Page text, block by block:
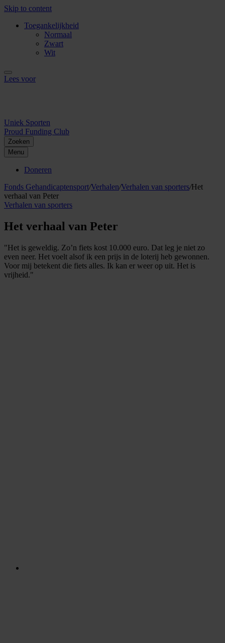
Skip to content
Toegankelijkheid
Normaal
Zwart
Wit
Lees voor
Uniek Sporten
Proud Funding Club
Zoeken
Menu
Doneren
Fonds Gehandicaptensport/Verhalen/Verhalen van sporters/Het
verhaal van Peter
Verhalen van sporters
Het verhaal van Peter
"Het is geweldig. Zo’n fiets kost 10.000 euro. Dat leg je niet zo
even neer. Het voelt alsof ik een prijs in de loterij heb gewonnen.
Voor mij betekent die fiets alles. Ik kan er weer op uit. Het is
vrijheid."